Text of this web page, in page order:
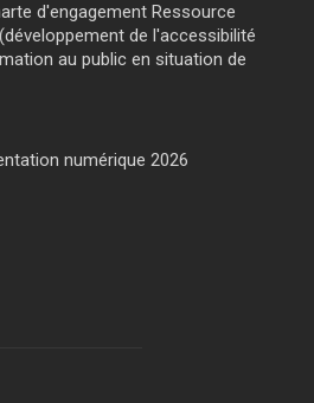
d'engagement Ressource
de l'accessibilité
au public en situation de
numérique 2026